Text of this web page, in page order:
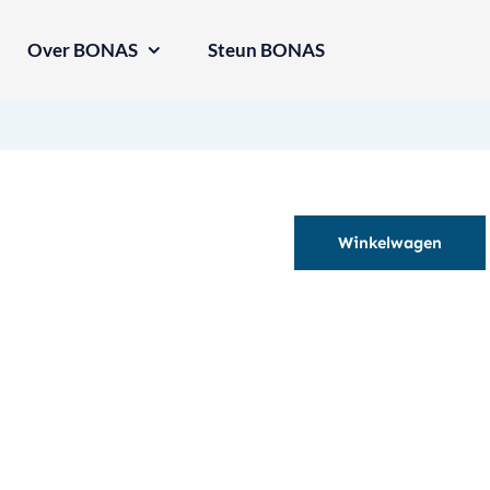
Over BONAS Steun BONAS
Winkelwagen